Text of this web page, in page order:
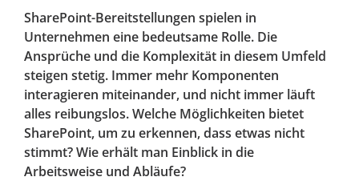
SharePoint-Bereitstellungen spielen in
Unternehmen eine bedeutsame Rolle. Die
Ansprüche und die Komplexität in diesem Umfeld
steigen stetig. Immer mehr Komponenten
interagieren miteinander, und nicht immer läuft
alles reibungslos. Welche Möglichkeiten bietet
SharePoint, um zu erkennen, dass etwas nicht
stimmt? Wie erhält man Einblick in die
Arbeitsweise und Abläufe?